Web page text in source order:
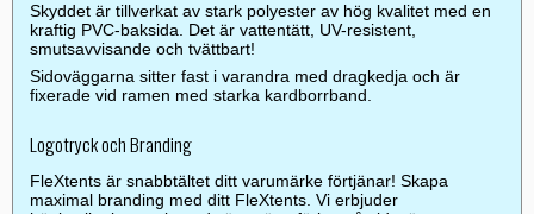
Skyddet är tillverkat av stark polyester av hög kvalitet med en
kraftig PVC-baksida. Det är vattentätt, UV-resistent,
smutsavvisande och tvättbart!
Sidoväggarna sitter fast i varandra med dragkedja och är
fixerade vid ramen med starka kardborrband.
Logotryck och Branding
FleXtents är snabbtältet ditt varumärke förtjänar! Skapa
maximal branding med ditt FleXtents. Vi erbjuder